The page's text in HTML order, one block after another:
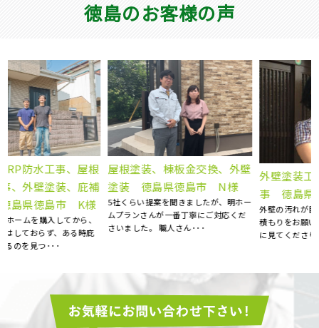
徳島のお客様の声
屋根塗装、棟板金交換、外壁
塗装 徳島県徳島市 N様
5社くらい提案を聞きましたが、明ホー
ムプランさんが一番丁寧にご対応くだ
さいました。 職人さん･･･
外壁塗装工事 屋根塗装工
事 徳島県阿南市 S様邸
外壁の汚れが目立ち始めたので、お見
積もりをお願いしました。 とても丁寧
に見てくださり、コチラ･･･